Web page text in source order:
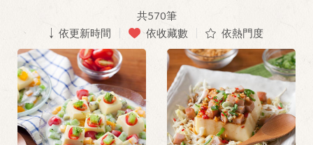
共570筆
依更新時間
依收藏數 依熱門度